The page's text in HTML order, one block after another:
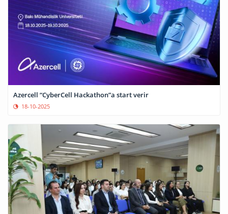
Azercell “CyberCell Hackathon”a start verir
18-10-2025